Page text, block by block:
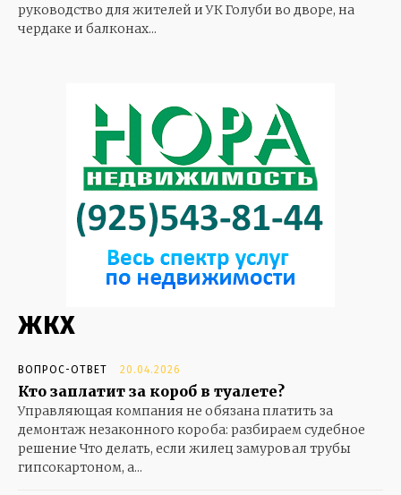
руководство для жителей и УК Голуби во дворе, на
чердаке и балконах...
ЖКХ
ВОПРОС-ОТВЕТ 20.04.2026
Кто заплатит за короб в туалете?
Управляющая компания не обязана платить за
демонтаж незаконного короба: разбираем судебное
решение Что делать, если жилец замуровал трубы
гипсокартоном, а...